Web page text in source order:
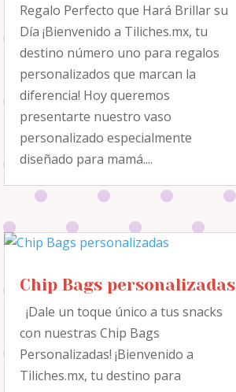
Regalo Perfecto que Hará Brillar su
Día ¡Bienvenido a Tiliches.mx, tu
destino número uno para regalos
personalizados que marcan la
diferencia! Hoy queremos
presentarte nuestro vaso
personalizado especialmente
diseñado para mamá....
Chip Bags personalizadas
¡Dale un toque único a tus snacks
con nuestras Chip Bags
Personalizadas! ¡Bienvenido a
Tiliches.mx, tu destino para